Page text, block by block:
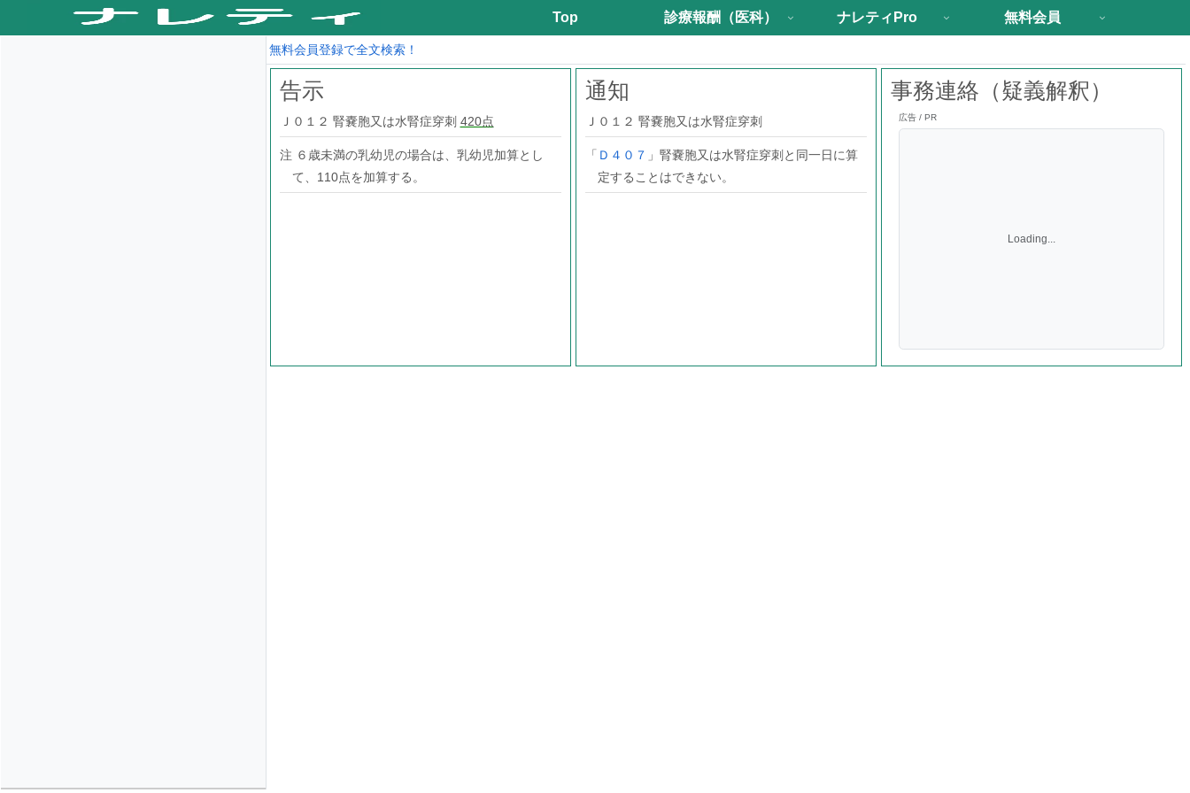
Top 診療報酬（医科） ナレティPro 無料会員
無料会員登録で全文検索！
告示
Ｊ０１２ 腎嚢胞又は水腎症穿刺 420点
注 ６歳未満の乳幼児の場合は、乳幼児加算とし
て、110点を加算する。
通知
Ｊ０１２ 腎嚢胞又は水腎症穿刺
「 Ｄ４０７ 」腎嚢胞又は水腎症穿刺と同一日に算
定することはできない。
事務連絡（疑義解釈）
広告 / PR
Loading...